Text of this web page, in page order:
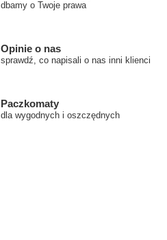
dbamy o Twoje prawa
Opinie o nas
sprawdź, co napisali o nas inni klienci
Paczkomaty
dla wygodnych i oszczędnych